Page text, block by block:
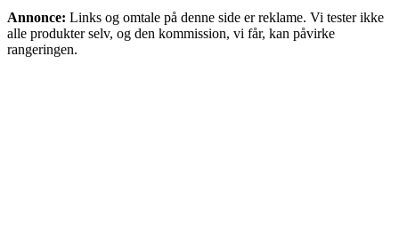
Annonce: Links og omtale på denne side er reklame. Vi tester ikke
alle produkter selv, og den kommission, vi får, kan påvirke
rangeringen.